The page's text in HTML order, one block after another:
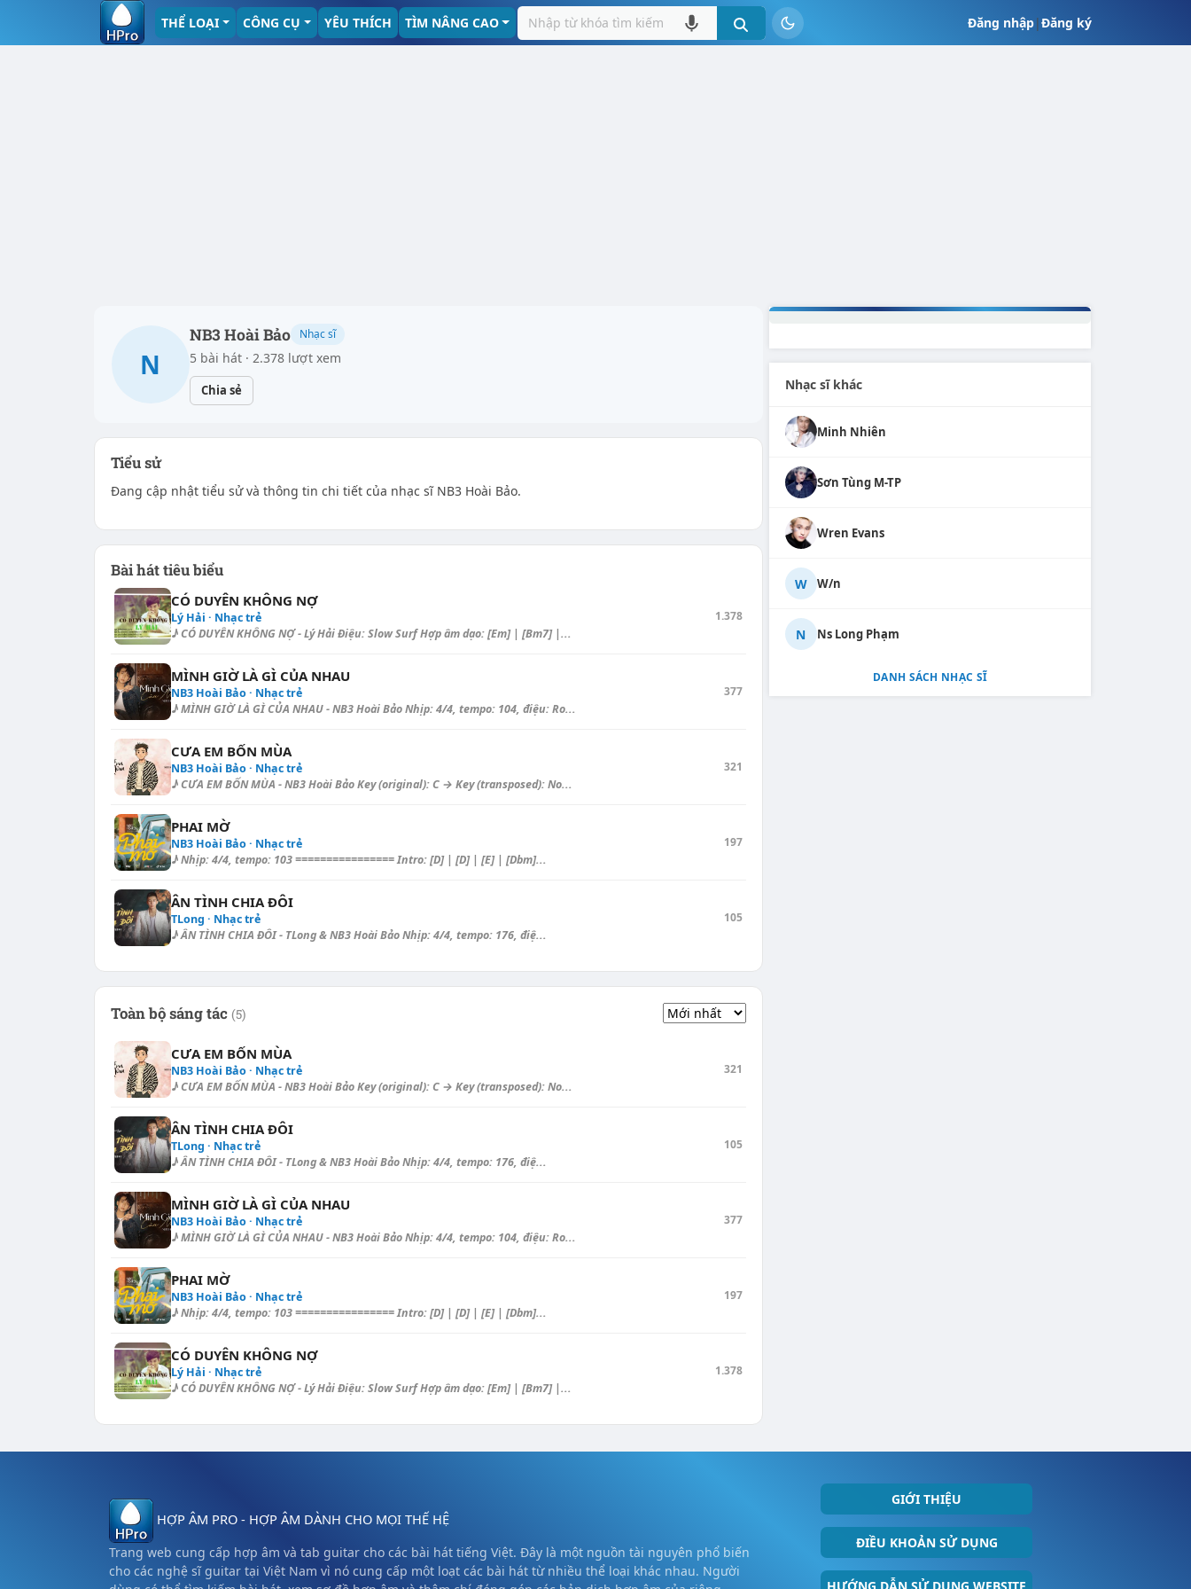
Đăng nhập|Đăng ký
THỂ LOẠI CÔNG CỤ YÊU THÍCH TÌM NÂNG CAO
N
NB3 Hoài Bảo Nhạc sĩ
5 bài hát · 2.378 lượt xem
Chia sẻ
Tiểu sử
Đang cập nhật tiểu sử và thông tin chi tiết của nhạc sĩ NB3 Hoài Bảo.
Bài hát tiêu biểu
CÓ DUYÊN KHÔNG NỢ
Lý Hải · Nhạc trẻ
♪ CÓ DUYÊN KHÔNG NỢ - Lý Hải Điệu: Slow Surf Hợp âm dạo: [Em] | [Bm7] |...
1.378
MÌNH GIỜ LÀ GÌ CỦA NHAU
NB3 Hoài Bảo · Nhạc trẻ
♪ MÌNH GIỜ LÀ GÌ CỦA NHAU - NB3 Hoài Bảo Nhịp: 4/4, tempo: 104, điệu: Ro...
377
CƯA EM BỐN MÙA
NB3 Hoài Bảo · Nhạc trẻ
♪ CƯA EM BỐN MÙA - NB3 Hoài Bảo Key (original): C → Key (transposed): No...
321
PHAI MỜ
NB3 Hoài Bảo · Nhạc trẻ
♪ Nhịp: 4/4, tempo: 103 ================ Intro: [D] | [D] | [E] | [Dbm]...
197
ÂN TÌNH CHIA ĐÔI
TLong · Nhạc trẻ
♪ ÂN TÌNH CHIA ĐÔI - TLong & NB3 Hoài Bảo Nhịp: 4/4, tempo: 176, điệ...
105
Toàn bộ sáng tác (5)
CƯA EM BỐN MÙA
NB3 Hoài Bảo · Nhạc trẻ
♪ CƯA EM BỐN MÙA - NB3 Hoài Bảo Key (original): C → Key (transposed): No...
321
ÂN TÌNH CHIA ĐÔI
TLong · Nhạc trẻ
♪ ÂN TÌNH CHIA ĐÔI - TLong & NB3 Hoài Bảo Nhịp: 4/4, tempo: 176, điệ...
105
MÌNH GIỜ LÀ GÌ CỦA NHAU
NB3 Hoài Bảo · Nhạc trẻ
♪ MÌNH GIỜ LÀ GÌ CỦA NHAU - NB3 Hoài Bảo Nhịp: 4/4, tempo: 104, điệu: Ro...
377
PHAI MỜ
NB3 Hoài Bảo · Nhạc trẻ
♪ Nhịp: 4/4, tempo: 103 ================ Intro: [D] | [D] | [E] | [Dbm]...
197
CÓ DUYÊN KHÔNG NỢ
Lý Hải · Nhạc trẻ
♪ CÓ DUYÊN KHÔNG NỢ - Lý Hải Điệu: Slow Surf Hợp âm dạo: [Em] | [Bm7] |...
1.378
Nhạc sĩ khác
Minh Nhiên
Sơn Tùng M-TP
Wren Evans
W W/n
N Ns Long Phạm
DANH SÁCH NHẠC SĨ
HỢP ÂM PRO - HỢP ÂM DÀNH CHO MỌI THẾ HỆ
Trang web cung cấp hợp âm và tab guitar cho các bài hát tiếng Việt. Đây là một nguồn tài nguyên phổ biến
cho các nghệ sĩ guitar tại Việt Nam vì nó cung cấp một loạt các bài hát từ nhiều thể loại khác nhau. Người
GIỚI THIỆU
ĐIỀU KHOẢN SỬ DỤNG